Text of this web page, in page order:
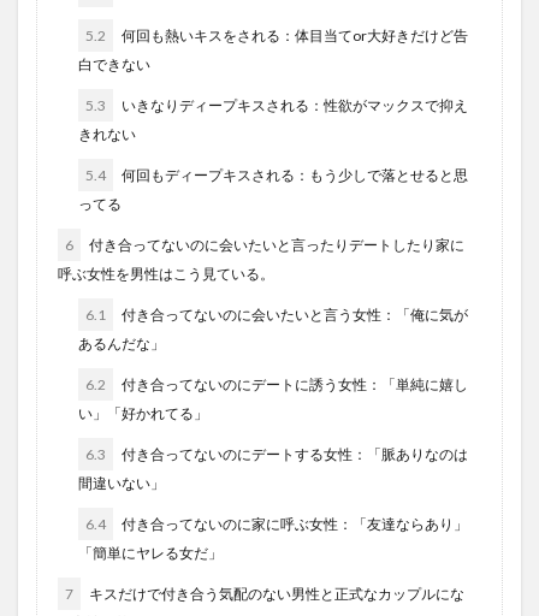
5.2
何回も熱いキスをされる：体目当てor大好きだけど告
白できない
5.3
いきなりディープキスされる：性欲がマックスで抑え
きれない
5.4
何回もディープキスされる：もう少しで落とせると思
ってる
6
付き合ってないのに会いたいと言ったりデートしたり家に
呼ぶ女性を男性はこう見ている。
6.1
付き合ってないのに会いたいと言う女性：「俺に気が
あるんだな」
6.2
付き合ってないのにデートに誘う女性：「単純に嬉し
い」「好かれてる」
6.3
付き合ってないのにデートする女性：「脈ありなのは
間違いない」
6.4
付き合ってないのに家に呼ぶ女性：「友達ならあり」
「簡単にヤレる女だ」
7
キスだけで付き合う気配のない男性と正式なカップルにな